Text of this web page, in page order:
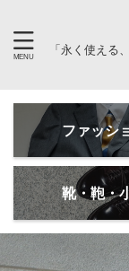
「永く使える
ファッシ
靴・鞄・